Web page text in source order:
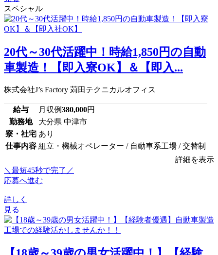
スペシャル
20代～30代活躍中！時給1,850円の自動
車製造！【即入寮OK】＆【即入...
株式会社J’s Factory 苅田テクニカルオフィス
給与 月収例380,000円
勤務地
大分県 中津市
寮・社宅 あり
仕事内容 組立・機械オペレーター / 自動車系工場 / 交替制
詳細を表示
＼最短45秒で完了／
応募へ進む
詳しく
見る